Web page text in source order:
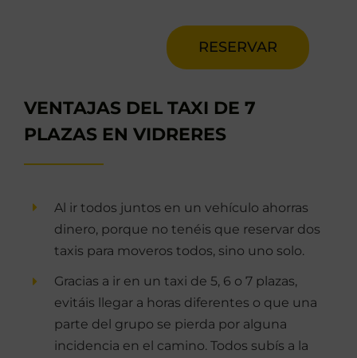
RESERVAR
VENTAJAS DEL TAXI DE 7
PLAZAS EN VIDRERES
Al ir todos juntos en un vehículo ahorras
dinero, porque no tenéis que reservar dos
taxis para moveros todos, sino uno solo.
Gracias a ir en un taxi de 5, 6 o 7 plazas,
evitáis llegar a horas diferentes o que una
parte del grupo se pierda por alguna
incidencia en el camino. Todos subís a la